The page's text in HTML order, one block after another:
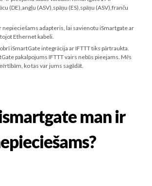
(DE),angļu (ASV),spāņu (ES),spāņu (ASV),franču
nepieciešams adapteris, lai savienotu iSmartgate ar
Ethernet kabeli.
iSmartGate integrācija ar IFTTT tiks pārtraukta.
pakalpojums IFTTT vairs nebūs pieejams. Mēs
ko tas var jums sagādāt.
man ir